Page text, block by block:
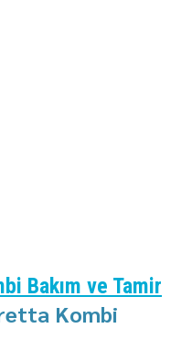
Bakım ve Tamir
Kombi